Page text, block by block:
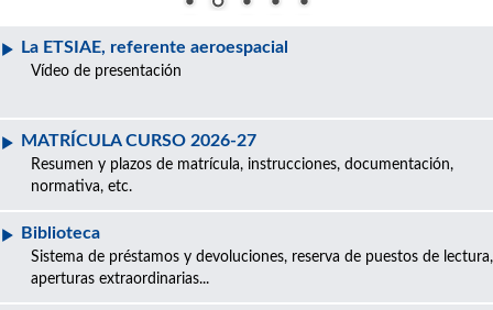
La ETSIAE, referente aeroespacial
Vídeo de presentación
MATRÍCULA CURSO 2026-27
Resumen y plazos de matrícula, instrucciones, documentación,
normativa, etc.
Biblioteca
Sistema de préstamos y devoluciones, reserva de puestos de lectura,
aperturas extraordinarias...